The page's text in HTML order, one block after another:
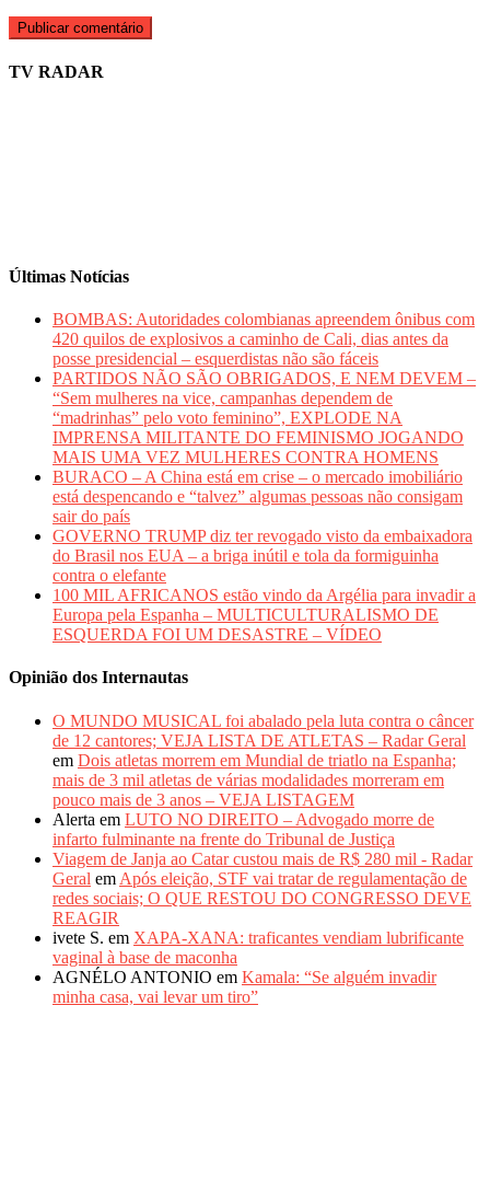
TV RADAR
Últimas Notícias
BOMBAS: Autoridades colombianas apreendem ônibus com
420 quilos de explosivos a caminho de Cali, dias antes da
posse presidencial – esquerdistas não são fáceis
PARTIDOS NÃO SÃO OBRIGADOS, E NEM DEVEM –
“Sem mulheres na vice, campanhas dependem de
“madrinhas” pelo voto feminino”, EXPLODE NA
IMPRENSA MILITANTE DO FEMINISMO JOGANDO
MAIS UMA VEZ MULHERES CONTRA HOMENS
BURACO – A China está em crise – o mercado imobiliário
está despencando e “talvez” algumas pessoas não consigam
sair do país
GOVERNO TRUMP diz ter revogado visto da embaixadora
do Brasil nos EUA – a briga inútil e tola da formiguinha
contra o elefante
100 MIL AFRICANOS estão vindo da Argélia para invadir a
Europa pela Espanha – MULTICULTURALISMO DE
ESQUERDA FOI UM DESASTRE – VÍDEO
Opinião dos Internautas
O MUNDO MUSICAL foi abalado pela luta contra o câncer
de 12 cantores; VEJA LISTA DE ATLETAS – Radar Geral
em Dois atletas morrem em Mundial de triatlo na Espanha;
mais de 3 mil atletas de várias modalidades morreram em
pouco mais de 3 anos – VEJA LISTAGEM
Alerta em LUTO NO DIREITO – Advogado morre de
infarto fulminante na frente do Tribunal de Justiça
Viagem de Janja ao Catar custou mais de R$ 280 mil - Radar
Geral em Após eleição, STF vai tratar de regulamentação de
redes sociais; O QUE RESTOU DO CONGRESSO DEVE
REAGIR
ivete S. em XAPA-XANA: traficantes vendiam lubrificante
vaginal à base de maconha
AGNÉLO ANTONIO em Kamala: “Se alguém invadir
minha casa, vai levar um tiro”